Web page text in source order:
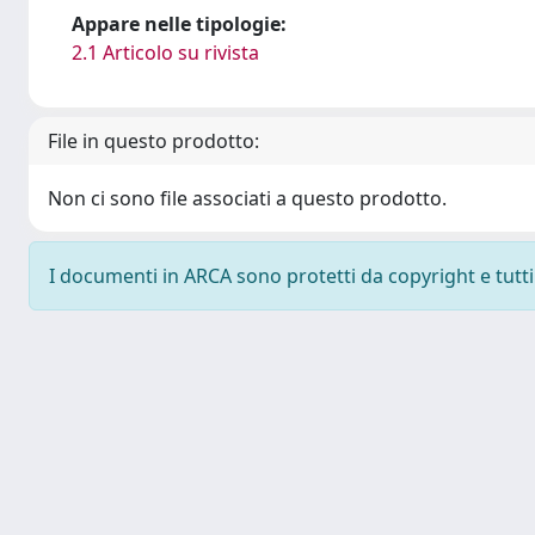
Appare nelle tipologie:
2.1 Articolo su rivista
File in questo prodotto:
Non ci sono file associati a questo prodotto.
I documenti in ARCA sono protetti da copyright e